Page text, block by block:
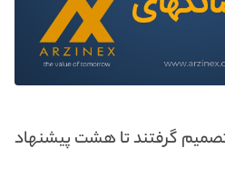
گرفتند تا هشت پیشنهاد